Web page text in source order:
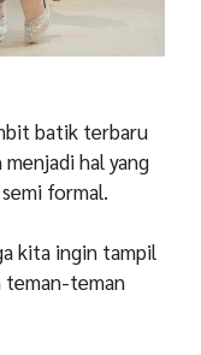
batik terbaru
hal yang
formal.
kita ingin tampil
teman-teman